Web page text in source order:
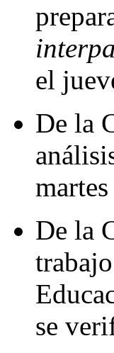
el
De la
De la
se